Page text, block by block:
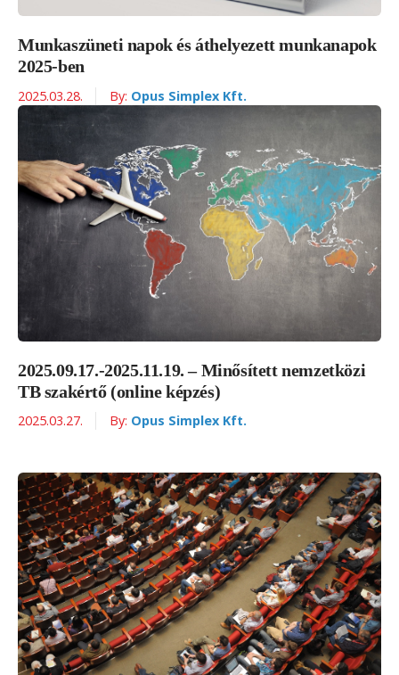
Munkaszüneti napok és áthelyezett munkanapok
2025-ben
2025.03.28. By: Opus Simplex Kft.
2025.09.17.-2025.11.19. – Minősített nemzetközi
TB szakértő (online képzés)
2025.03.27. By: Opus Simplex Kft.